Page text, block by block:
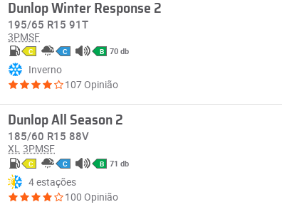
Dunlop Winter Response 2
195/65 R15 91T
3PMSF
C C B 70 db
Inverno
107 Opinião
Dunlop All Season 2
185/60 R15 88V
XL 3PMSF
C C B 71 db
4 estações
100 Opinião